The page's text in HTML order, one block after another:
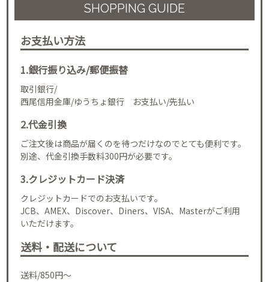
SHOPPING GUIDE
お支払い方法
1.銀行振り込み/郵便振替
取引銀行/
西尾信用金庫/ゆうちょ銀行 お支払い/先払い
2.代金引換
ご注文後は商品が届くのを待つだけなのでとても便利です。
別途、代金引換手数料300円が必要です。
3.クレジットカード決済
クレジットカードでのお支払いです。
JCB、AMEX、Discover、Diners、VISA、Masterがご利用
いただけます。
送料・配送について
送料/850円～